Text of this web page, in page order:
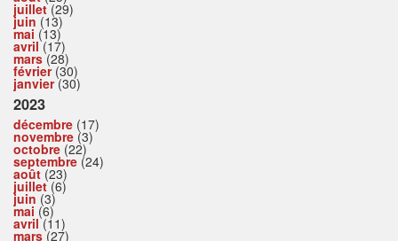
juillet(29)
juin (13)
mai (13)
avril(17)
mars(28)
février(30)
janvier(30)
2023
décembre (17)
novembre (3)
octobre (22)
septembre (24)
août (23)
juillet(6)
juin (3)
mai (6)
avril(11)
mars(27)